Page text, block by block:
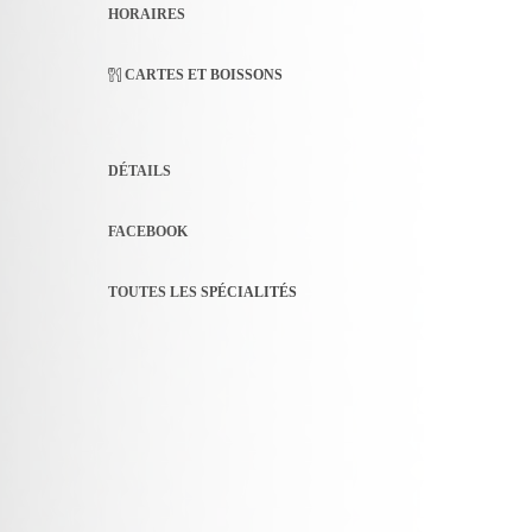
HORAIRES
CARTES ET BOISSONS
DÉTAILS
FACEBOOK
TOUTES LES SPÉCIALITÉS